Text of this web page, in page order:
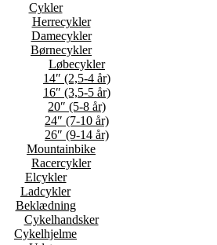
Cykler
Herrecykler
Damecykler
Børnecykler
Løbecykler
14″ (2,5-4 år)
16″ (3,5-5 år)
20″ (5-8 år)
24″ (7-10 år)
26″ (9-14 år)
Mountainbike
Racercykler
Elcykler
Ladcykler
Beklædning
Cykelhandsker
Cykelhjelme